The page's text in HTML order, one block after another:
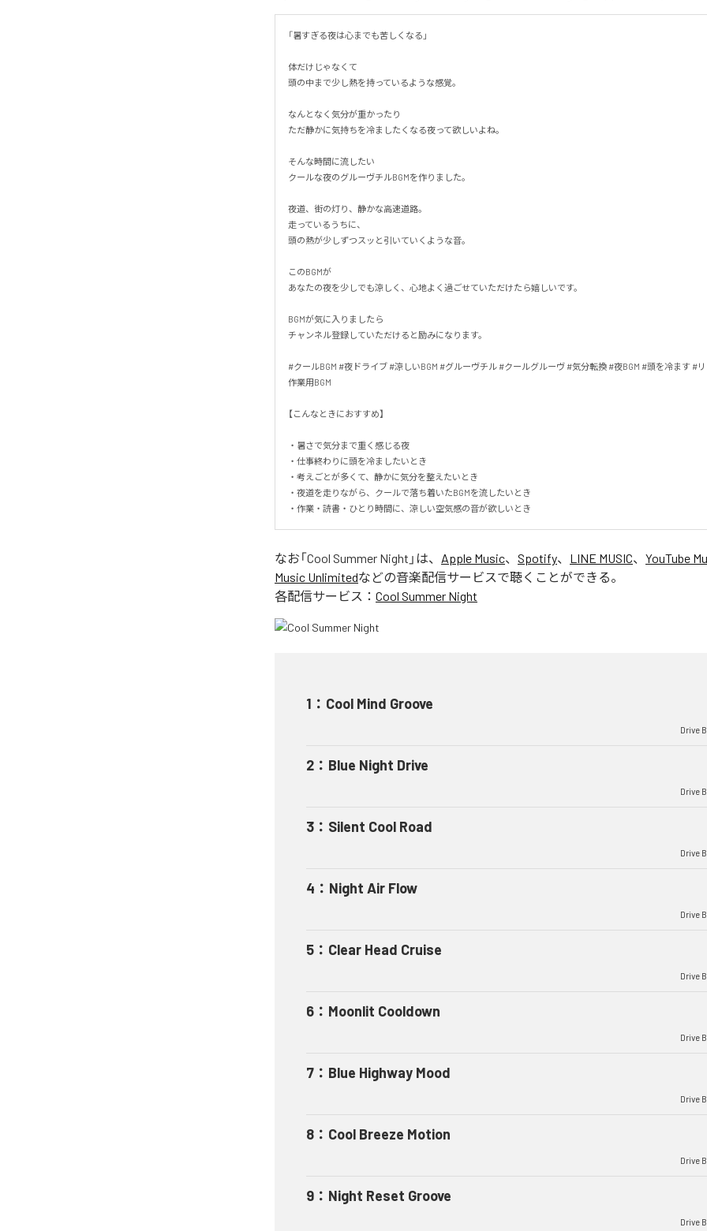
「暑すぎる夜は心までも苦しくなる」
体だけじゃなくて
頭の中まで少し熱を持っているような感覚。
なんとなく気分が重かったり
ただ静かに気持ちを冷ましたくなる夜って欲しいよね。
そんな時間に流したい
クールな夜のグルーヴチルBGMを作りました。
夜道、街の灯り、静かな高速道路。
走っているうちに、
頭の熱が少しずつスッと引いていくような音。
このBGMが
あなたの夜を少しでも涼しく、心地よく過ごせていただけたら嬉しいです。
BGMが気に入りましたら
チャンネル登録していただけると励みになります。
#クールBGM #夜ドライブ #涼しいBGM #グルーヴチル #クールグルーヴ #気分転換 #夜BGM #頭を冷ます #
作業用BGM
【こんなときにおすすめ】
・暑さで気分まで重く感じる夜
・仕事終わりに頭を冷ましたいとき
・考えごとが多くて、静かに気分を整えたいとき
・夜道を走りながら、クールで落ち着いたBGMを流したいとき
・作業・読書・ひとり時間に、涼しい空気感の音が欲しいとき
なお「Cool Summer Night 」は、 Apple Music、 Spotify、 LINE MUSIC、 YouTube
Music Unlimitedなどの音楽配信サービスで聴くことができる。
各配信サービス： Cool Summer Night
1 ： Cool Mind Groove
Drive
2 ： Blue Night Drive
Drive
3 ： Silent Cool Road
Drive
4 ： Night Air Flow
Drive
5 ： Clear Head Cruise
Drive
6 ： Moonlit Cooldown
Drive
7 ： Blue Highway Mood
Drive
8 ： Cool Breeze Motion
Drive
9 ： Night Reset Groove
Drive